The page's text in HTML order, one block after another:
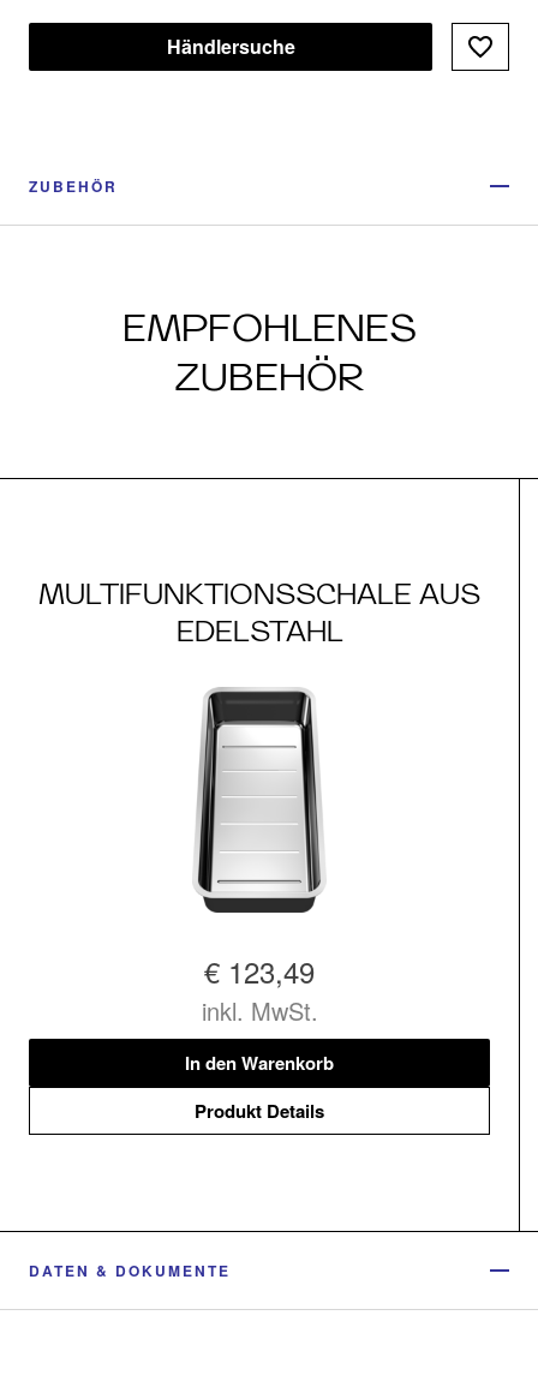
Händlersuche
ZUBEHÖR
EMPFOHLENES
ZUBEHÖR
MULTIFUNKTIONSSCHALE AUS
EDELSTAHL
€ 123,49
inkl. MwSt.
In den Warenkorb
Produkt Details
DATEN & DOKUMENTE